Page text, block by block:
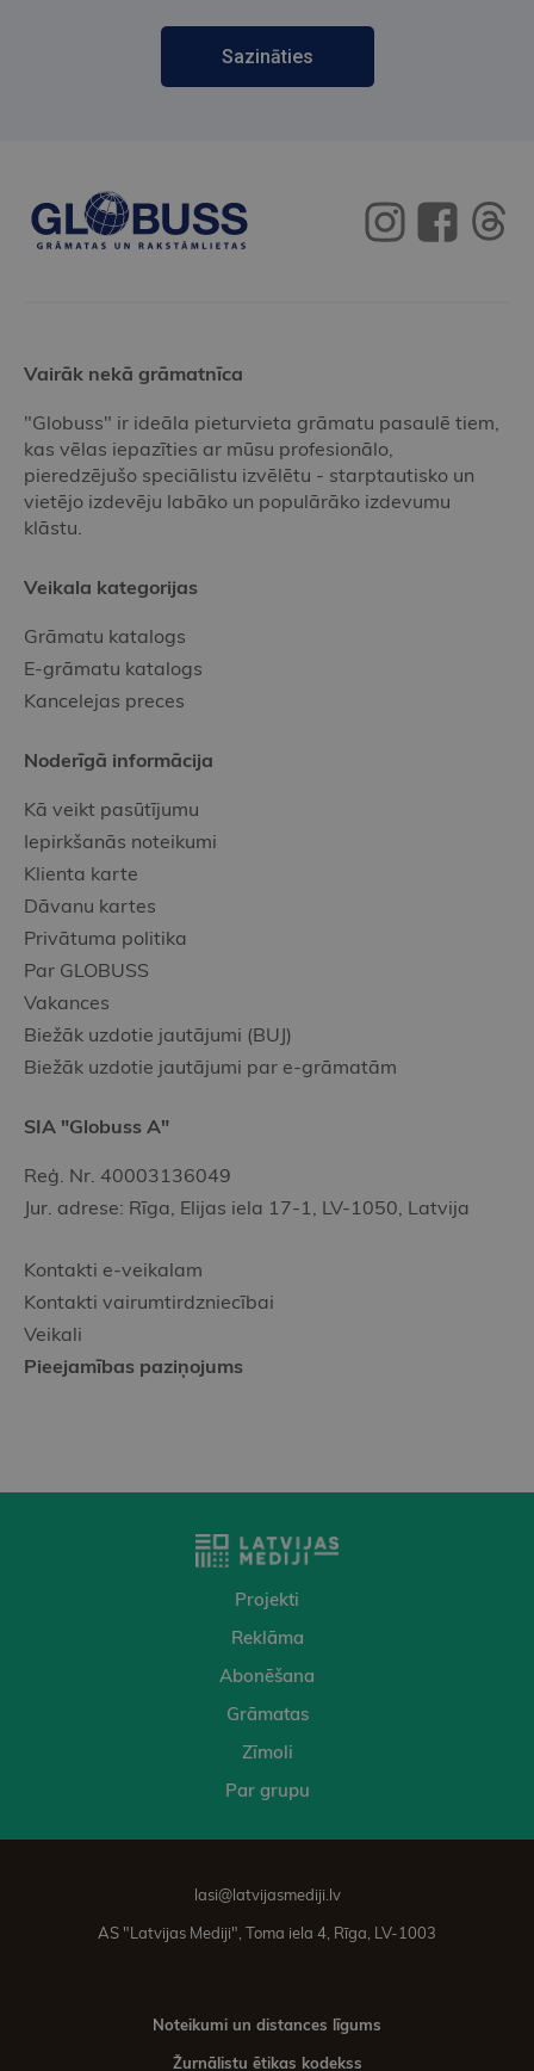
Sazināties
Vairāk nekā grāmatnīca
"Globuss" ir ideāla pieturvieta grāmatu pasaulē tiem,
kas vēlas iepazīties ar mūsu profesionālo,
pieredzējušo speciālistu izvēlētu - starptautisko un
vietējo izdevēju labāko un populārāko izdevumu
klāstu.
Veikala kategorijas
Grāmatu katalogs
E-grāmatu katalogs
Kancelejas preces
Noderīgā informācija
Kā veikt pasūtījumu
Iepirkšanās noteikumi
Klienta karte
Dāvanu kartes
Privātuma politika
Par GLOBUSS
Vakances
Biežāk uzdotie jautājumi (BUJ)
Biežāk uzdotie jautājumi par e-grāmatām
SIA "Globuss A"
Reģ. Nr. 40003136049
Jur. adrese: Rīga, Elijas iela 17-1, LV-1050, Latvija
Kontakti e-veikalam
Kontakti vairumtirdzniecībai
Veikali
Pieejamības paziņojums
Projekti
Reklāma
Abonēšana
Grāmatas
Zīmoli
Par grupu
lasi@latvijasmediji.lv
AS "Latvijas Mediji", Toma iela 4, Rīga, LV-1003
Noteikumi un distances līgums
Žurnālistu ētikas kodekss